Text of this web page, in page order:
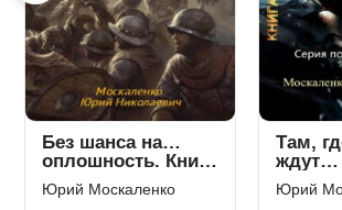
Без шанса на…
оплошность. Книга
третья
Юрий Москаленко
Там,
ждут…
первая
Юрий